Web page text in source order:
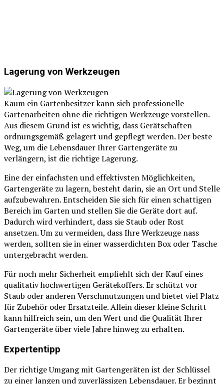
Lagerung von Werkzeugen
Kaum ein Gartenbesitzer kann sich professionelle
Gartenarbeiten ohne die richtigen Werkzeuge vorstellen.
Aus diesem Grund ist es wichtig, dass Gerätschaften
ordnungsgemäß gelagert und gepflegt werden. Der beste
Weg, um die Lebensdauer Ihrer Gartengeräte zu
verlängern, ist die richtige Lagerung.
Eine der einfachsten und effektivsten Möglichkeiten,
Gartengeräte zu lagern, besteht darin, sie an Ort und Stelle
aufzubewahren. Entscheiden Sie sich für einen schattigen
Bereich im Garten und stellen Sie die Geräte dort auf.
Dadurch wird verhindert, dass sie Staub oder Rost
ansetzen. Um zu vermeiden, dass Ihre Werkzeuge nass
werden, sollten sie in einer wasserdichten Box oder Tasche
untergebracht werden.
Für noch mehr Sicherheit empfiehlt sich der Kauf eines
qualitativ hochwertigen Gerätekoffers. Er schützt vor
Staub oder anderen Verschmutzungen und bietet viel Platz
für Zubehör oder Ersatzteile. Allein dieser kleine Schritt
kann hilfreich sein, um den Wert und die Qualität Ihrer
Gartengeräte über viele Jahre hinweg zu erhalten.
Expertentipp
Der richtige Umgang mit Gartengeräten ist der Schlüssel
zu einer langen und zuverlässigen Lebensdauer. Er beginnt